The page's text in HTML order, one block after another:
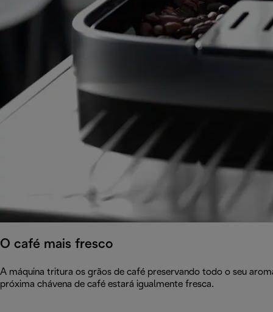
O café mais fresco
A máquina tritura os grãos de café preservando todo o seu
próxima chávena de café estará igualmente fresca.